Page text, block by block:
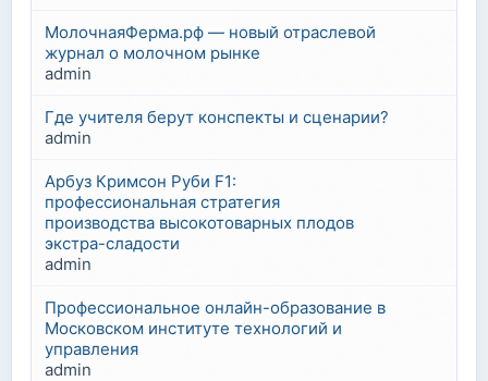
МолочнаяФерма.рф — новый отраслевой
журнал о молочном рынке
admin
Где учителя берут конспекты и сценарии?
admin
Арбуз Кримсон Руби F1:
профессиональная стратегия
производства высокотоварных плодов
экстра-сладости
admin
Профессиональное онлайн-образование в
Московском институте технологий и
управления
admin